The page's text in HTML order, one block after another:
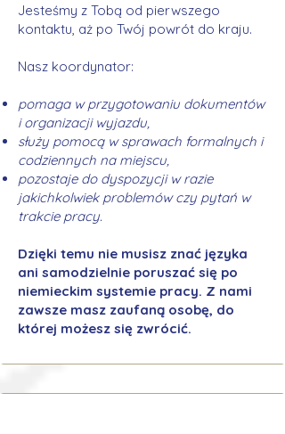
Jesteśmy z Tobą od pierwszego
kontaktu, aż po Twój powrót do kraju.
Nasz koordynator:
pomaga w przygotowaniu dokumentów
i organizacji wyjazdu,
służy pomocą w sprawach formalnych i
codziennych na miejscu,
pozostaje do dyspozycji w razie
jakichkolwiek problemów czy pytań w
trakcie pracy.
Dzięki temu nie musisz znać języka
ani samodzielnie poruszać się po
niemieckim systemie pracy. Z nami
zawsze masz zaufaną osobę, do
której możesz się zwrócić.